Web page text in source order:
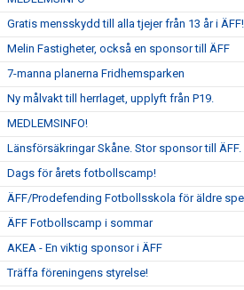
Gratis mensskydd till alla tjejer från 13 år i ÄFF!
Melin Fastigheter, också en sponsor till ÄFF
7-manna planerna Fridhemsparken
Ny målvakt till herrlaget, upplyft från P19.
MEDLEMSINFO!
Länsförsäkringar Skåne. Stor sponsor till
Dags för årets fotbollscamp!
ÄFF/Prodefending Fotbollsskola för äldre
ÄFF Fotbollscamp i sommar
AKEA - En viktig sponsor i ÄFF
Träffa föreningens styrelse!